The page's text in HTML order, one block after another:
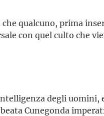
qualcuno, prima
con quel culto che
degli uomini,
Cunegonda